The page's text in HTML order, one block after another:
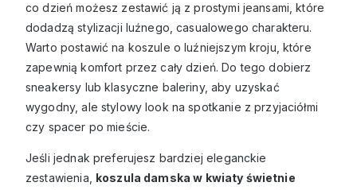
co dzień możesz zestawić ją z prostymi jeansami, które
dodadzą stylizacji luźnego, casualowego charakteru.
Warto postawić na koszule o luźniejszym kroju, które
zapewnią komfort przez cały dzień. Do tego dobierz
sneakersy lub klasyczne baleriny, aby uzyskać
wygodny, ale stylowy look na spotkanie z przyjaciółmi
czy spacer po mieście.
Jeśli jednak preferujesz bardziej eleganckie
zestawienia, koszula damska w kwiaty świetnie